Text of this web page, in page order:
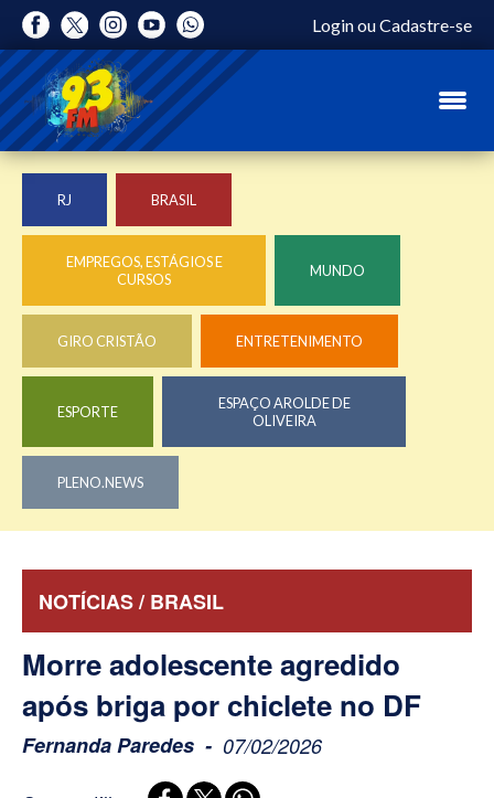
LoginouCadastre-se
RJ BRASIL
EMPREGOS, ESTÁGIOS E
CURSOS
MUNDO
GIRO CRISTÃO ENTRETENIMENTO
ESPORTE
ESPAÇO AROLDE DE
OLIVEIRA
PLENO.NEWS
NOTÍCIAS / BRASIL
Morre adolescente agredido
após briga por chiclete no DF
Fernanda Paredes 07/02/2026